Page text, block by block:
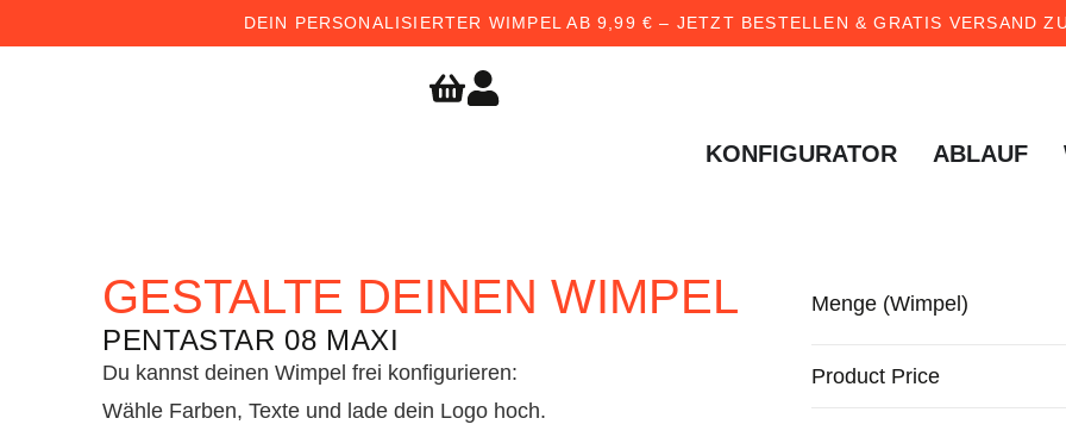
DEIN PERSONALISIERTER WIMPEL AB 9,99 € – JETZT BESTELLEN & GRATIS VERSAND
KONFIGURATOR ABLAUF
GESTALTE DEINEN WIMPEL
PENTASTAR 08 MAXI
Du kannst deinen Wimpel frei konfigurieren:
Wähle Farben, Texte und lade dein Logo hoch.
Menge (Wimpel)
Product Price